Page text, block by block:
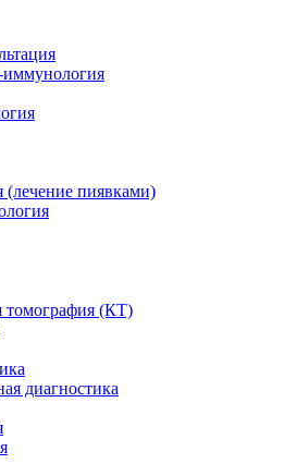
иммунология
(лечение пиявками)
томография (КТ)
диагностика